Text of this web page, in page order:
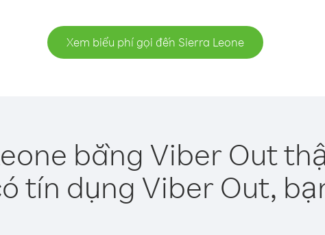
Xem biểu phí gọi đến Sierra Leone
bằng Viber Out
tín dụng Viber Out,